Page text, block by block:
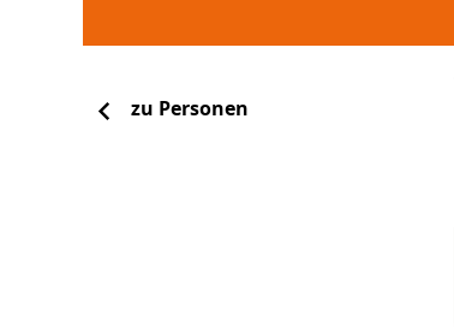
zu Personen